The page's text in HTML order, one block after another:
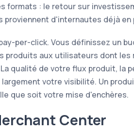
formats : le retour sur
d'internautes déjà en
per-click. Vous définissez un
produits aux utilisateurs dont les
qualité de votre flux produit, la
votre visibilité. Un
que soit votre mise d'enchères.
Center